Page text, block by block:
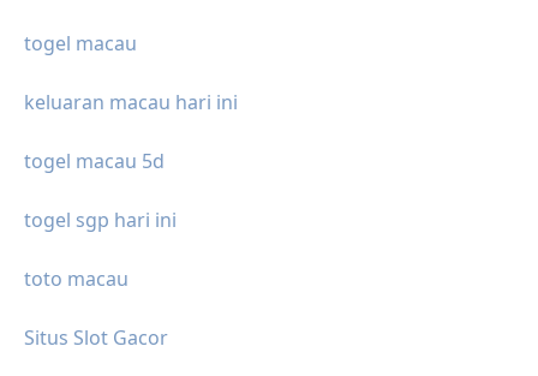
togel macau
keluaran macau hari ini
togel macau 5d
togel sgp hari ini
toto macau
Situs Slot Gacor